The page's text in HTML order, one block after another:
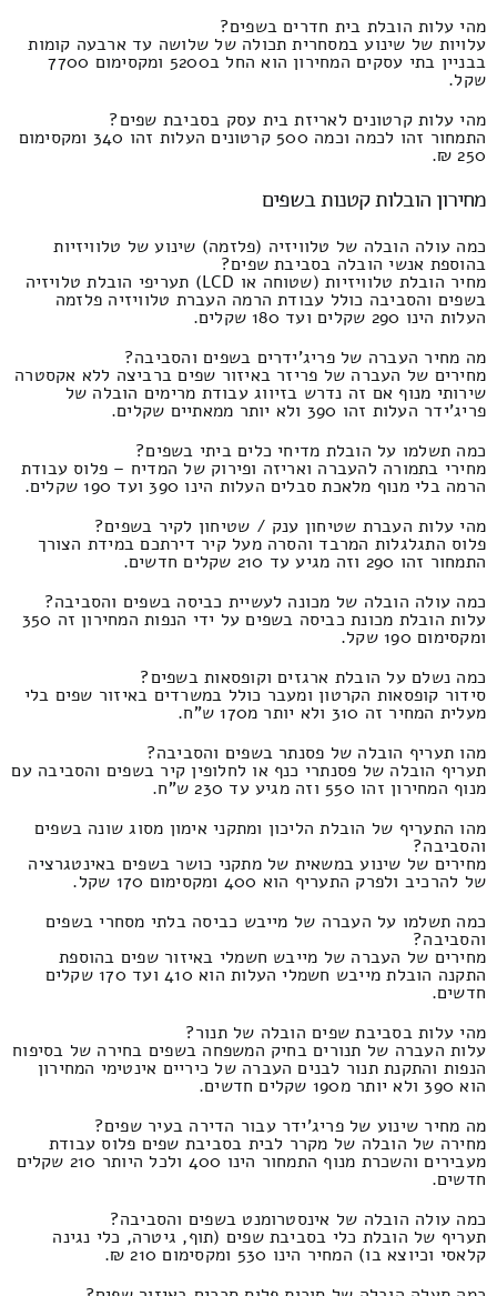
מהי עלות הובלת בית חדרים בשפים?
עלויות של שינוע במסחרית תכולה של שלושה עד ארבעה קומות
בבניין בתי עסקים המחירון הוא החל ב5200 ומקסימום 7700
שקל.
מהי עלות קרטונים לאריזת בית עסק בסביבת שפים?
התמחור זהו לכמה וכמה 500 קרטונים העלות זהו 340 ומקסימום
250 ₪.
מחירון הובלות קטנות בשפים
כמה עולה הובלה של טלוויזיה (פלזמה) שינוע של טלוויזיות
בהוספת אנשי הובלה בסביבת שפים?
מחיר הובלת טלוויזיות (שטוחה או LCD) תעריפי הובלת טלויזיה
בשפים והסביבה כולל עבודת הרמה העברת טלוויזיה פלזמה
העלות הינו 290 שקלים ועד 180 שקלים.
מה מחיר העברה של פריג'ידרים בשפים והסביבה?
מחירים של העברה של פריזר באיזור שפים ברביצה ללא אקסטרה
שירותי מנוף אם זה נדרש בזיווג עבודת מרימים הובלה של
פריג'ידר העלות זהו 390 ולא יותר ממאתיים שקלים.
כמה תשלמו על הובלת מדיחי כלים ביתי בשפים?
מחירי בתמורה להעברה ואריזה ופירוק של המדיח – פלוס עבודת
הרמה בלי מנוף מלאכת סבלים העלות הינו 390 ועד 190 שקלים.
מהי עלות העברת שטיחון ענק / שטיחון לקיר בשפים?
פלוס התגלגלות המרבד והסרה מעל קיר דירתכם במידת הצורך
התמחור זהו 290 וזה מגיע עד 210 שקלים חדשים.
כמה עולה הובלה של מכונה לעשיית כביסה בשפים והסביבה?
עלות הובלת מכונת כביסה בשפים על ידי הנפות המחירון זה 350
ומקסימום 190 שקל.
כמה נשלם על הובלת ארגזים וקופסאות בשפים?
סידור קופסאות הקרטון ומעבר כולל במשרדים באיזור שפים בלי
מעלית המחיר זה 310 ולא יותר מ170 ש"ח.
מהו תעריף הובלה של פסנתר בשפים והסביבה?
תעריף הובלה של פסנתרי כנף או לחלופין קיר בשפים והסביבה עם
מנוף המחירון זהו 550 וזה מגיע עד 230 ש"ח.
מהו התעריף של הובלת הליכון ומתקני אימון מסוג שונה בשפים
והסביבה?
מחירים של שינוע במשאית של מתקני כושר בשפים באינטגרציה
של להרכיב ולפרק התעריף הוא 400 ומקסימום 170 שקל.
כמה תשלמו על העברה של מייבש כביסה בלתי מסחרי בשפים
והסביבה?
מחירים של העברה של מייבש חשמלי באיזור שפים בהוספת
התקנה הובלת מייבש חשמלי העלות הוא 410 ועד 170 שקלים
חדשים.
מהי עלות בסביבת שפים הובלה של תנור?
עלות העברה של תנורים בחיק המשפחה בשפים בחירה של בסיפוח
הנפות והתקנת תנור לבנים העברה של כיריים אינטימי המחירון
הוא 390 ולא יותר מ190 שקלים חדשים.
מה מחיר שינוע של פריג'ידר עבור הדירה בעיר שפים?
מחירה של הובלה של מקרר לבית בסביבת שפים פלוס עבודת
מעבירים והשכרת מנוף התמחור הינו 400 ולכל היותר 210 שקלים
חדשים.
כמה עולה הובלה של אינסטרומנט בשפים והסביבה?
תעריף של הובלת כלי בסביבת שפים (תוף, גיטרה, כלי נגינה
קלאסי וכיוצא בו) המחיר הינו 530 ומקסימום 210 ₪.